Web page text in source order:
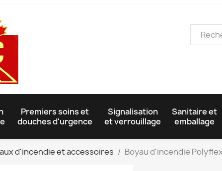
Premiers soins et
douches d'urgence
Signalisation
et verrouillage
Sanitaire et
emballage
d'incendie et accessoires Boyau d'incendie